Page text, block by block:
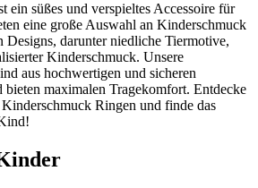
ein süßes und verspieltes Accessoire für
eine große Auswahl an Kinderschmuck
Designs, darunter niedliche Tiermotive,
Kinderschmuck. Unsere
aus hochwertigen und sicheren
maximalen Tragekomfort. Entdecke
Ringen und finde das